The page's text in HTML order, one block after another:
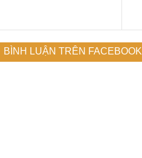
BÌNH LUẬN TRÊN FACEBOOK